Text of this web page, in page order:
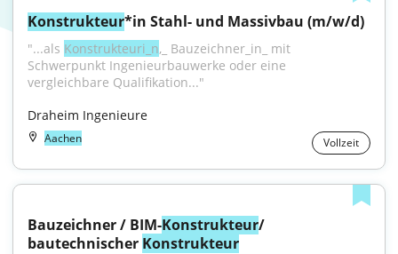
Konstrukteur*in Stahl- und Massivbau (m/w/d)
"...als Konstrukteuri_n,_ Bauzeichner_in_ mit
Schwerpunkt Ingenieurbauwerke oder eine
vergleichbare Qualifikation..."
Draheim Ingenieure
Aachen Vollzeit
Bauzeichner / BIM-Konstrukteur/
bautechnischer Konstrukteur